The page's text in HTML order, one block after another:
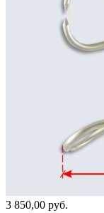
3 850,00 руб.